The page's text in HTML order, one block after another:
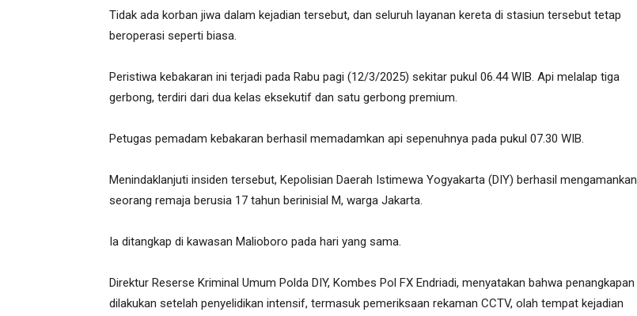
Tidak ada korban jiwa dalam kejadian tersebut, dan seluruh layanan kereta di stasiun tersebut tetap
beroperasi seperti biasa.
Peristiwa kebakaran ini terjadi pada Rabu pagi (12/3/2025) sekitar pukul 06.44 WIB. Api melalap tiga
gerbong, terdiri dari dua kelas eksekutif dan satu gerbong premium.
Petugas pemadam kebakaran berhasil memadamkan api sepenuhnya pada pukul 07.30 WIB.
Menindaklanjuti insiden tersebut, Kepolisian Daerah Istimewa Yogyakarta (DIY) berhasil mengamankan
seorang remaja berusia 17 tahun berinisial M, warga Jakarta.
Ia ditangkap di kawasan Malioboro pada hari yang sama.
Direktur Reserse Kriminal Umum Polda DIY, Kombes Pol FX Endriadi, menyatakan bahwa penangkapan
dilakukan setelah penyelidikan intensif, termasuk pemeriksaan rekaman CCTV, olah tempat kejadian